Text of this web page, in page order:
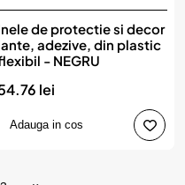
de protectie si decor
adezive, din plastic
- NEGRU
lei
Adauga in cos